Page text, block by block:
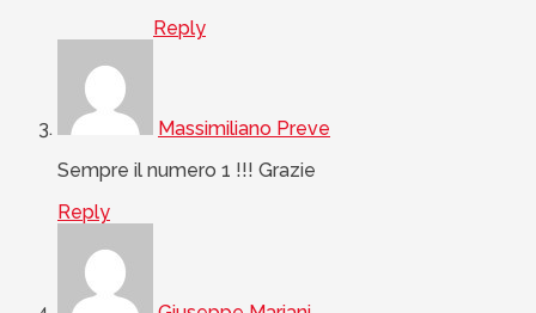
Reply
Massimiliano Preve
Sempre il numero 1 !!! Grazie
Reply